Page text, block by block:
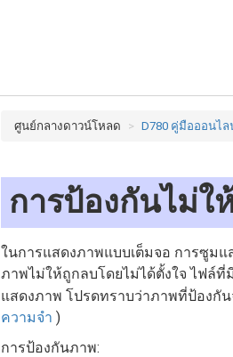
ศูนย์กลางดาวน์โหลด D780 คู่มือออนไล
การป้องกันไม่ใ
ในการแสดงภาพแบบเต็มจอ การซูม
ภาพไม่ให้ถูกลบโดยไม่ได้ตั้งใจ ไฟล์
แสดงภาพ โปรดทราบว่าภาพที่ป้องกั
ความจำ )
การป้องกันภาพ: